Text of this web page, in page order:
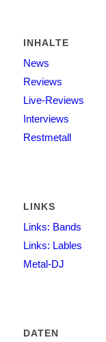
INHALTE
News
Reviews
Live-Reviews
Interviews
Restmetall
LINKS
Links: Bands
Links: Lables
Metal-DJ
DATEN